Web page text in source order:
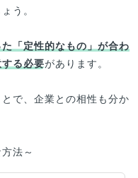
う。
「定性的なもの」が合わ
る必要があります。
で、企業との相性も分か
法～